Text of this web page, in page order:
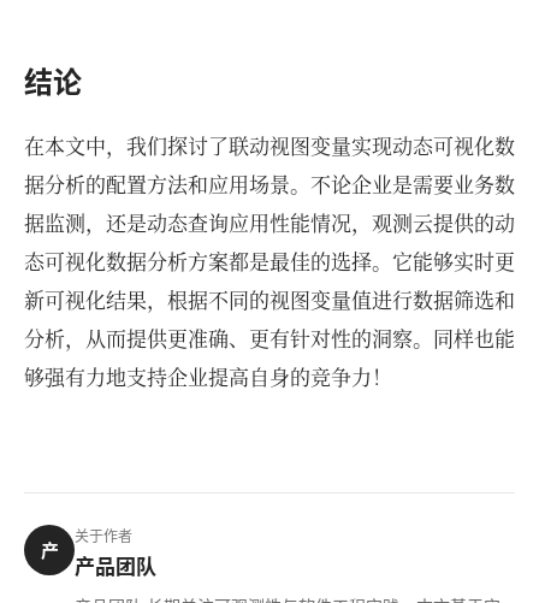
结论
在本文中，我们探讨了联动视图变量实现动态可视化数
据分析的配置方法和应用场景。不论企业是需要业务数
据监测，还是动态查询应用性能情况，观测云提供的动
态可视化数据分析方案都是最佳的选择。它能够实时更
新可视化结果，根据不同的视图变量值进行数据筛选和
分析，从而提供更准确、更有针对性的洞察。同样也能
够强有力地支持企业提高自身的竞争力！
产
关于作者
产品团队